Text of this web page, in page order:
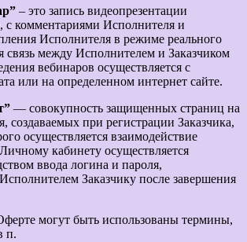
– это запись видеопрезентации
с комментариями Исполнителя и
Исполнителя в режиме реального
связь между Исполнителем и Заказчиком
вебинаров осуществляется с
или на определенном интернет сайте.
— совокупность защищенных страниц на
создаваемых при регистрации Заказчика,
осуществляется взаимодействие
кабинету осуществляется
ввода логина и пароля,
Заказчику после завершения
могут быть использованы термины,
п.